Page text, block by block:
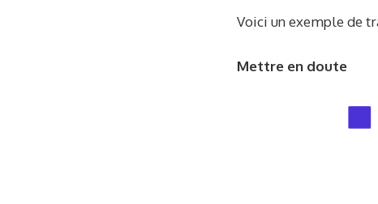
Voici un exemple de
Mettre en doute